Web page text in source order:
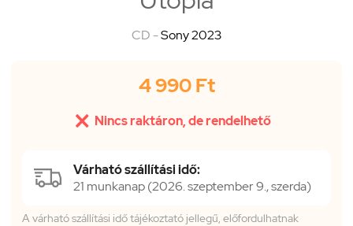
CD -Sony 2023
4 990 Ft
 Nincs raktáron, de rendelhető
Várható szállítási idő:
21 munkanap (2026. szeptember 9., szerda)
A várható szállítási idő tájékoztató jellegű, előfordulhatnak